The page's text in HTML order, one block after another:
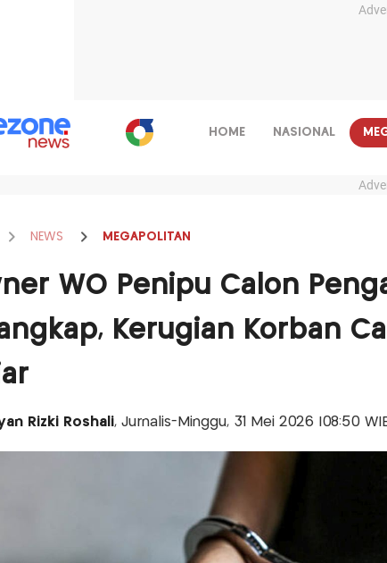
HOME NASIONAL
NEWS MEGAPOLITAN
WO Penipu Calon
Kerugian Korban
Rizki Roshali, Jurnalis-Minggu, 31 Mei 2026 |08:50